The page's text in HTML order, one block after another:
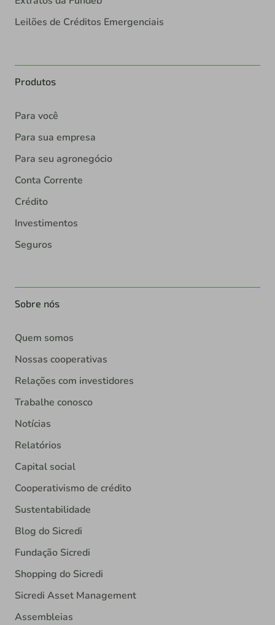
Leilões de Créditos Emergenciais
Produtos
Para você
Para sua empresa
Para seu agronegócio
Conta Corrente
Crédito
Investimentos
Seguros
Sobre nós
Quem somos
Nossas cooperativas
Relações com investidores
Trabalhe conosco
Notícias
Relatórios
Capital social
Cooperativismo de crédito
Sustentabilidade
Blog do Sicredi
Fundação Sicredi
Shopping do Sicredi
Sicredi Asset Management
Assembleias